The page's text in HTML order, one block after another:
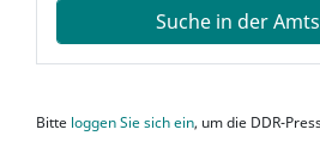
Suche in der
Bitte loggen Sie sich ein, um die DDR-